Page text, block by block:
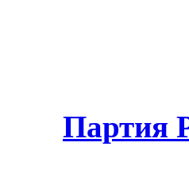
Партия